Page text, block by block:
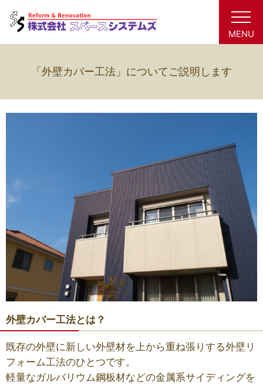
MENU
「外壁カバー工法」についてご説明します
外壁カバー工法とは？
既存の外壁に新しい外壁材を上から重ね張りする外壁リ
フォーム工法のひとつです。
軽量なガルバリウム鋼板材などの金属系サイディングを